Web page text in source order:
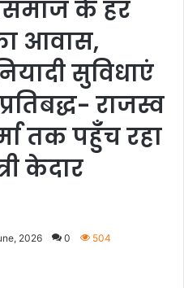
के हर
आवास,
सुविधाएं
राजस्व
तक पहुँच रहा
केदार
2026 0 504